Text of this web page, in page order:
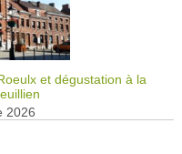
et dégustation à la
2026